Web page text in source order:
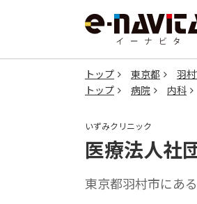
トップ 東京都 羽
トップ
病院 内科
いずみクリニック
医療法人
東京都羽村市にあ